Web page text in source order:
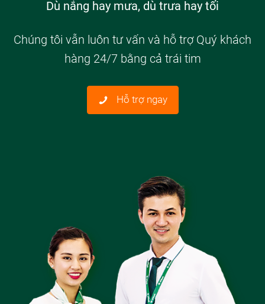
Dù nắng hay mưa, dù trưa hay tối
Chúng tôi vẫn luôn tư vấn và hỗ trợ Quý khách
hàng 24/7 bằng cả trái tim
Hỗ trợ ngay